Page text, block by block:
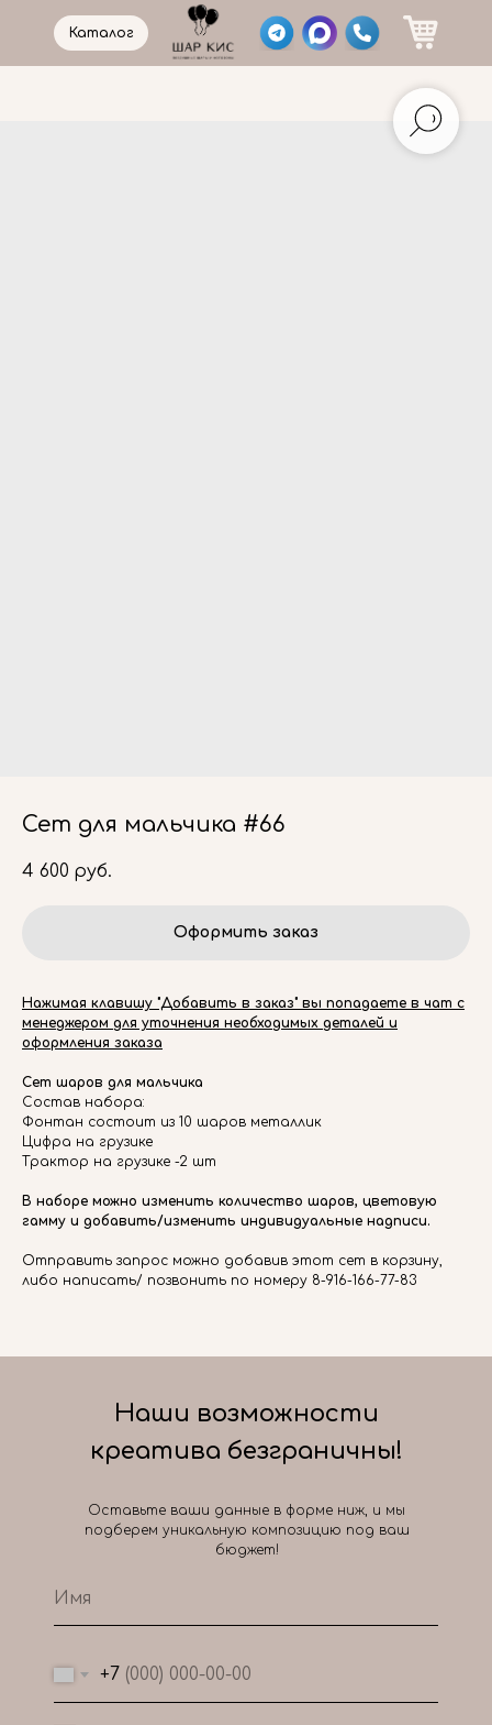
Каталог
Сет для мальчика #66
4 600 руб.
Оформить заказ
Нажимая клавишу "Добавить в заказ" вы попадаете в чат с
менеджером для уточнения необходимых деталей и
оформления заказа
Сет шаров для мальчика
Состав набора:
Фонтан состоит из 10 шаров металлик
Цифра на грузике
Трактор на грузике -2 шт
В наборе можно изменить количество шаров, цветовую
гамму и добавить/изменить индивидуальные надписи.
Отправить запрос можно добавив этот сет в корзину,
либо написать/ позвонить по номеру 8-916-166-77-83
+7
Наши возможности
креатива безграничны!
Оставьте ваши данные в форме ниж, и мы
подберем уникальную композицию под ваш
бюджет!